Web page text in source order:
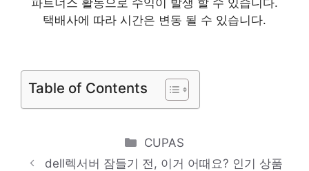
추천 제품 2024
추천 제품 2024
dell3660
제한된 시간, 무한한 가치 인기 상품 추천 제
품 2024
택배사에 따라 시간은 변동 될 수 있습니다.
Table of Contents
Categories
CUPAS
dell렉서버 잠들기 전, 이거 어때요? 인기 상품